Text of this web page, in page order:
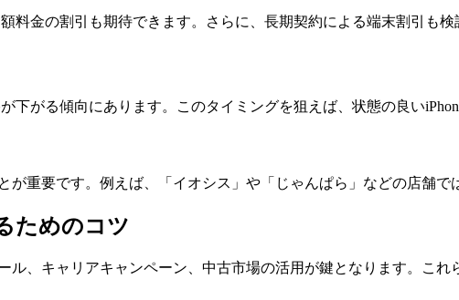
料金の割引も期待できます。さらに、長期契約による端末割引も検
がる傾向にあります。このタイミングを狙えば、状態の良い
が重要です。例えば、「イオシス」や「じゃんぱら」などの店舗
ためのコツ
ル、キャリアキャンペーン、中古市場の活用が鍵となります。こ